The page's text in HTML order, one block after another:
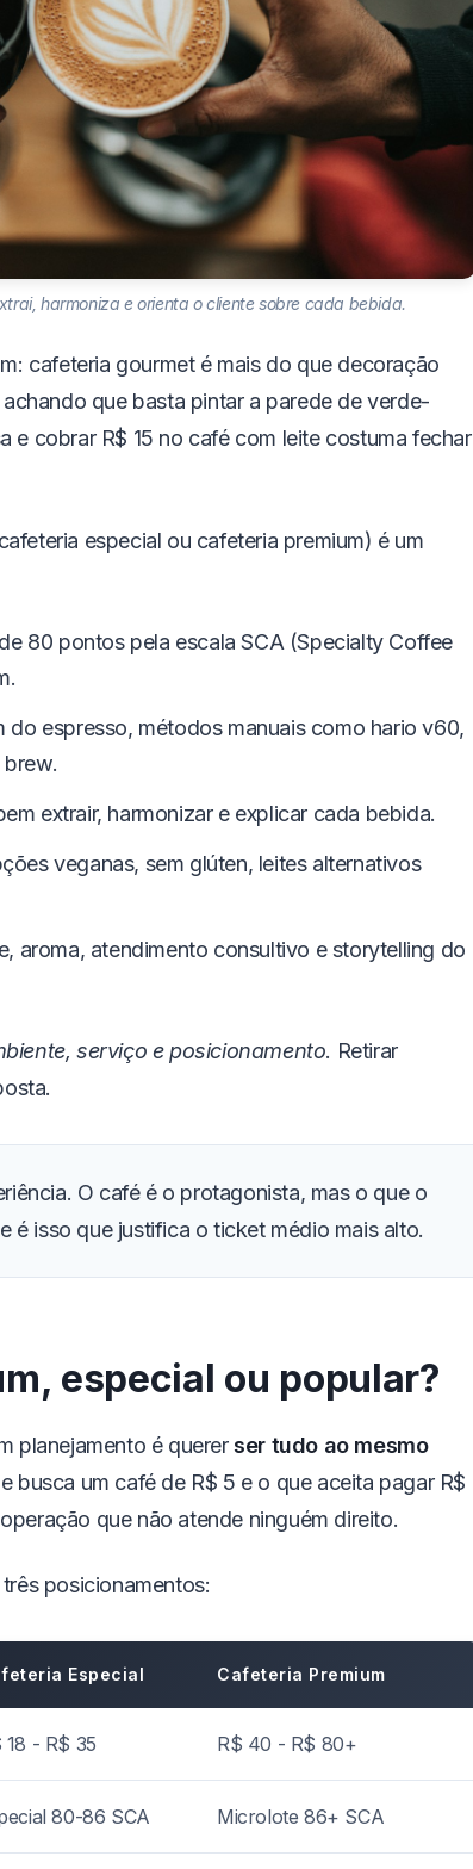
harmoniza e orienta o cliente sobre cada bebida.
cafeteria gourmet é mais do que decoração
que basta pintar a parede de verde-
e cobrar R$ 15 no café com leite costuma fechar
especial ou cafeteria premium) é um
80 pontos pela escala SCA (Specialty Coffee
do espresso, métodos manuais como hario v60,
extrair, harmonizar e explicar cada bebida.
veganas, sem glúten, leites alternativos
aroma, atendimento consultivo e storytelling do
serviço e posicionamento. Retirar
O café é o protagonista, mas o que o
é isso que justifica o ticket médio mais alto.
especial ou popular?
planejamento é quererser tudo ao mesmo
busca um café de R$ 5 e o que aceita pagar R$
que não atende ninguém direito.
posicionamentos:
Especial Cafeteria Premium
18 - R$ 35 R$ 40 - R$ 80+
80-86 SCA Microlote 86+ SCA